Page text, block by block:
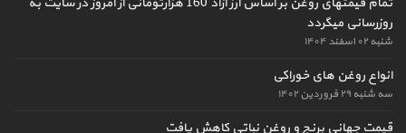
روزرسانی میگردد
شنبه ۰۲ اسفند ۱۴۰۴
انواع روغن های خوراکی
سه شنبه ۲۹ فروردین ۱۴۰۲
قیمت جهانی برنج و روغن نباتی کاهش یافت